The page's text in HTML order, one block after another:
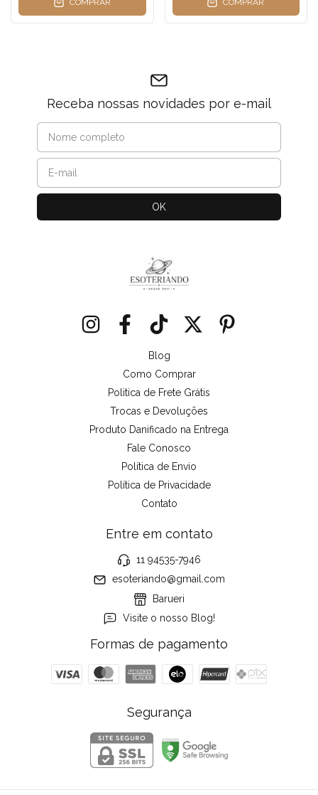
Receba nossas novidades por e-mail
Blog
Como Comprar
Politica de Frete Grátis
Trocas e Devoluções
Produto Danificado na Entrega
Fale Conosco
Política de Envio
Política de Privacidade
Contato
Entre em contato
11 94535-7946
esoteriando@gmail.com
Barueri
Visite o nosso Blog!
Formas de pagamento
Segurança